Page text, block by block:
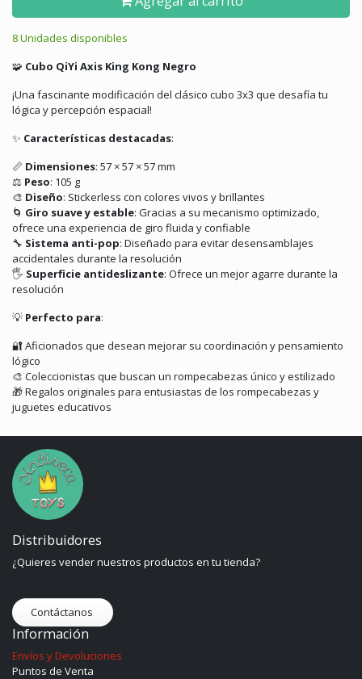
8 Unidades disponibles
🧩 Cubo QiYi Axis King Kong Negro
¡Una fascinante modificación del clásico cubo 3x3 que desafía tu
lógica y percepción espacial!
✨ Características destacadas:
📏 Dimensiones: 57 × 57 × 57 mm
⚖️ Peso: 105 g
🎨 Diseño: Stickerless con colores vivos y brillantes
🌀 Giro suave y estable: Gracias a su mecanismo optimizado,
ofrece una experiencia de giro fluida y confiable
🔧 Sistema anti-pop: Diseñado para evitar desensamblajes
accidentales durante la resolución
🖐️ Superficie antideslizante: Ofrece un mejor agarre durante la
resolución
💡 Perfecto para:
🔐Aficionados que desean mejorar su coordinación y pensamiento
lógico
🎨 Coleccionistas que buscan un rompecabezas único y estilizado
🎁Regalos originales para entusiastas de los rompecabezas y
juguetes educativos
Distribuidores
¿Quieres vender nuestros productos en tu tienda?
Contáctanos
Información
Envíos y Devoluciones
Puntos de Venta